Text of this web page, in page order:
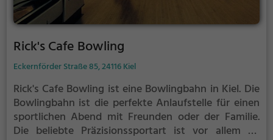
Rick's Cafe Bowling
Eckernförder Straße 85, 24116 Kiel
Rick's Cafe Bowling ist eine Bowlingbahn in Kiel. Die
Bowlingbahn ist die perfekte Anlaufstelle für einen
sportlichen Abend mit Freunden oder der Familie.
Die beliebte Präzisionssportart ist vor allem an